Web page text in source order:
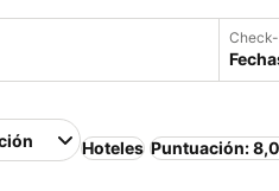
Hoteles Puntuación: